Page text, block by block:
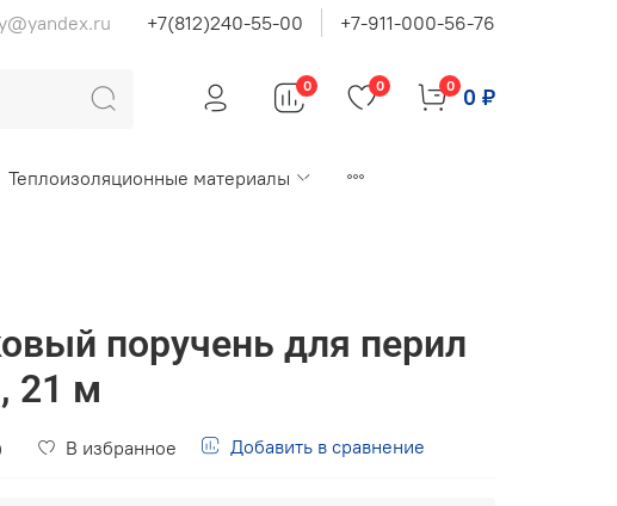
+7(812)240-55-00 +7-911-000-56-76
0 0 0 0 ₽
Теплоизоляционные материалы
поручень для перил
21 м
В избранное Добавить в сравнение